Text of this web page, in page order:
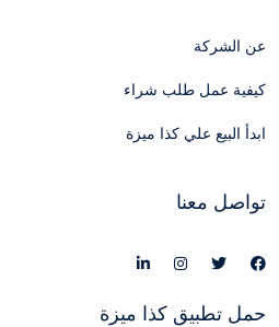
عن الشركة
كيفية عمل طلب شراء
ابدأ البيع علي كذا ميزة
تواصل معنا
حمل تطبيق كذا ميزة